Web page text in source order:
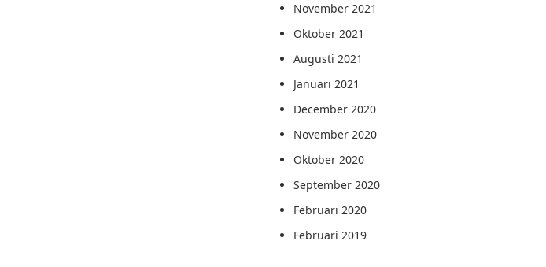
November 2021
Oktober 2021
Augusti 2021
Januari 2021
December 2020
November 2020
Oktober 2020
September 2020
Februari 2020
Februari 2019